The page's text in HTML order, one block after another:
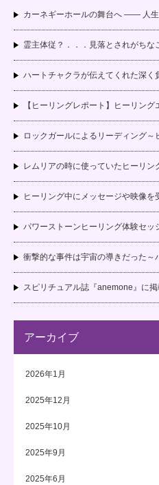
カーネギーホールの舞台へ —— 人
霊主体従？．．．見落とされがち
ハートチャクラが伝えてくれた深く
【ヒーリングレポート】ヒーリン
ロックガールによるリーディング
レムリアの時に使っていたヒーリ
ヒーリング中にメッセージや映像
パワーストーンヒーリング体験セッ
衝撃的な事件は宇宙の導きだった
スピリチュアル誌『anemone』に掲
アーカイブ
2026年1月
2025年12月
2025年10月
2025年9月
2025年6月